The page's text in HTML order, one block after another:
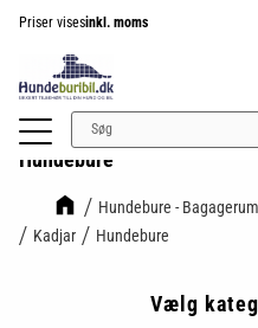
Priser visesinkl. moms
Hundebure
Hundebure -
Kadjar
Hundebure
Vælg